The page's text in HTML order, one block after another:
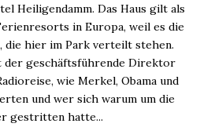
Heiligendamm. Das Haus gilt als
in Europa, weil es die
die hier im Park verteilt stehen.
der geschäftsführende Direktor
wie Merkel, Obama und
und wer sich warum um die
gestritten hatte...